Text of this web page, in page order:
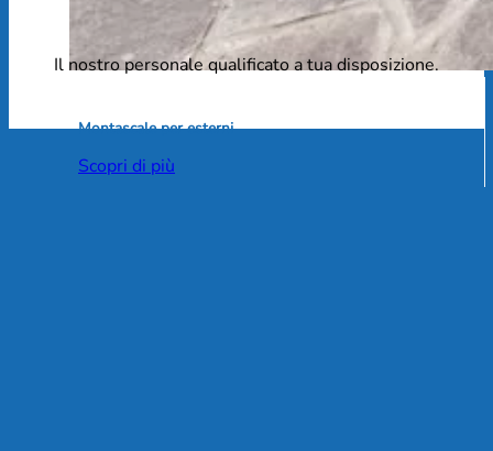
Montascale per esterni
Scopri di più
Il nostro personale qualificato a tua disposizione.